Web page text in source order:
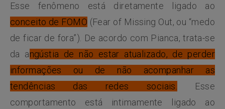
Esse fenômeno está diretamente ligado ao
conceito de FOMO (Fear of Missing Out, ou “medo
de ficar de fora”). De acordo com Pianca, trata-se
da angústia de não estar atualizado, de perder
informações ou de não acompanhar as
tendências das redes sociais.
Esse
comportamento está intimamente ligado ao